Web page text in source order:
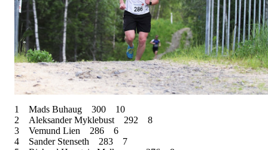
1 Mads Buhaug 300
10
2
Aleksander Myklebust 292
8
3
Vemund Lien 286
6
4
Sander Stenseth 283
7